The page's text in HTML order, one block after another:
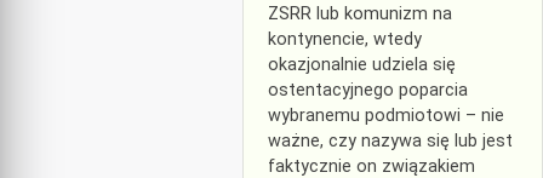
ZSRR lub komunizm na
kontynencie, wtedy
okazjonalnie udziela się
ostentacyjnego poparcia
wybranemu podmiotowi – nie
ważne, czy nazywa się lub jest
faktycznie on związakiem